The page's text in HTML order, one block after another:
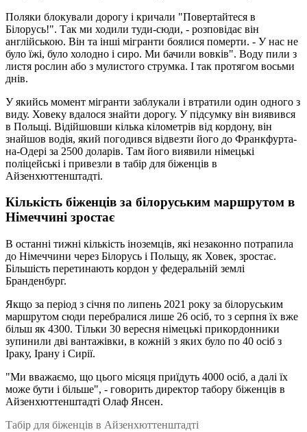
Поляки блокували дорогу і кричали "Повертайтеся в
Білорусь!". Так ми ходили туди-сюди, - розповідає він
англійською. Він та інші мігранти боялися померти. - У нас не
було їжі, було холодно і сиро. Ми бачили вовків". Воду пили з
листя рослин або з мулистого струмка. І так протягом восьми
днів.
У якийсь момент мігранти заблукали і втратили один одного з
виду. Ховеку вдалося знайти дорогу. У підсумку він виявився
в Польщі. Відійшовши кілька кілометрів від кордону, він
знайшов водія, який погодився відвезти його до Франкфурта-
на-Одері за 2500 доларів. Там його виявили німецькі
поліцейські і привезли в табір для біженців в
Айзенхюттенштадті.
Кількість біженців за білоруським маршрутом в
Німеччині зростає
В останні тижні кількість іноземців, які незаконно потрапила
до Німеччини через Білорусь і Польщу, як Ховек, зростає.
Більшість перетинають кордон у федеральній землі
Бранденбург.
Якщо за період з січня по липень 2021 року за білоруським
маршрутом сюди перебралися лише 26 осіб, то з серпня їх вже
більш як 4300. Тільки 30 вересня німецькі прикордонники
зупинили дві вантажівки, в кожній з яких було по 40 осіб з
Іраку, Ірану і Сирії.
"Ми вважаємо, що цього місяця приїдуть 4000 осіб, а далі їх
може бути і більше", - говорить директор табору біженців в
Айзенхюттенштадті Олаф Янсен.
Табір для біженців в Айзенхюттенштадті